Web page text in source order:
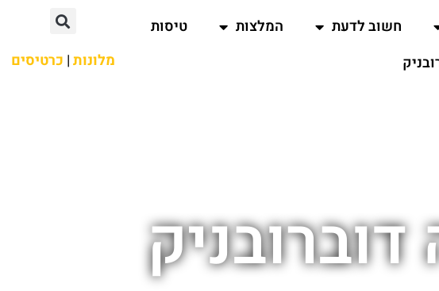
חשוב לדעת המלצות
טיסות
מלונות| כרטיסים